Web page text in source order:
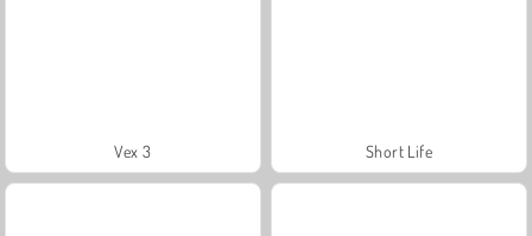
Vex 3 Short Life